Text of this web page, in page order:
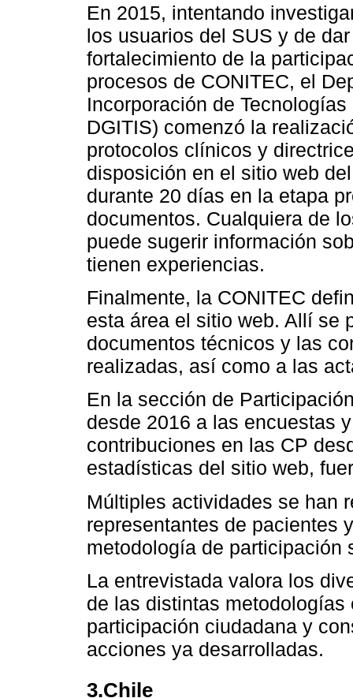
En 2015, intentando
los usuarios del SUS y de
fortalecimiento de la
procesos de CONITEC, el
Incorporación de
DGITIS) comenzó la
protocolos clínicos y
disposición en el sitio web
durante 20 días en la etapa
documentos. Cualquiera de
puede sugerir información
tienen experiencias.
Finalmente, la CONITEC
esta área el sitio web. Allí se
documentos técnicos y las
realizadas, así como a las
En la sección de
desde 2016 a las encuestas
contribuciones en las CP
estadísticas del sitio web,
Múltiples actividades se han
representantes de pacientes
metodología de participación
La entrevistada valora los
de las distintas
participación ciudadana y
acciones ya desarrolladas.
3.Chile